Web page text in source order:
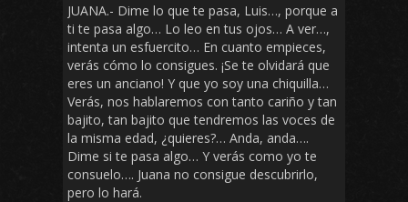
JUANA.- Dime lo que te pasa, Luis…, porque a
ti te pasa algo… Lo leo en tus ojos… A ver…,
intenta un esfuercito… En cuanto empieces,
verás cómo lo consigues. ¡Se te olvidará que
eres un anciano! Y que yo soy una chiquilla…
Verás, nos hablaremos con tanto cariño y tan
bajito, tan bajito que tendremos las voces de
la misma edad, ¿quieres?… Anda, anda….
Dime si te pasa algo… Y verás como yo te
consuelo…. Juana no consigue descubrirlo,
pero lo hará.